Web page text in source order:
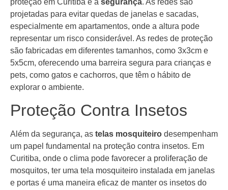
proteção em Curitiba é a segurança. As redes são
projetadas para evitar quedas de janelas e sacadas,
especialmente em apartamentos, onde a altura pode
representar um risco considerável. As redes de proteção
são fabricadas em diferentes tamanhos, como 3x3cm e
5x5cm, oferecendo uma barreira segura para crianças e
pets, como gatos e cachorros, que têm o hábito de
explorar o ambiente.
Proteção Contra Insetos
Além da segurança, as telas mosquiteiro desempenham
um papel fundamental na proteção contra insetos. Em
Curitiba, onde o clima pode favorecer a proliferação de
mosquitos, ter uma tela mosquiteiro instalada em janelas
e portas é uma maneira eficaz de manter os insetos do